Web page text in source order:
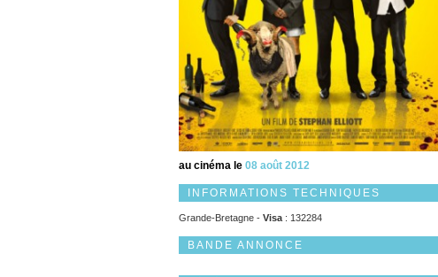
au cinéma le 08 août 2012
INFORMATIONS TECHNIQUES
Grande-Bretagne - Visa : 132284
BANDE ANNONCE